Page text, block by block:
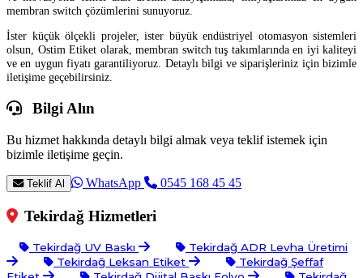
membran switch çözümlerini sunuyoruz.
İster küçük ölçekli projeler, ister büyük endüstriyel otomasyon sistemleri
olsun, Ostim Etiket olarak, membran switch tuş takımlarında en iyi kaliteyi
ve en uygun fiyatı garantiliyoruz. Detaylı bilgi ve siparişleriniz için bizimle
iletişime geçebilirsiniz.
Bilgi Alın
Bu hizmet hakkında detaylı bilgi almak veya teklif istemek için
bizimle iletişime geçin.
Teklif Al WhatsApp 0545 168 45 45
Tekirdağ Hizmetleri
Tekirdağ UV Baskı
Tekirdağ ADR Levha Üretimi
Tekirdağ Leksan Etiket
Tekirdağ Şeffaf